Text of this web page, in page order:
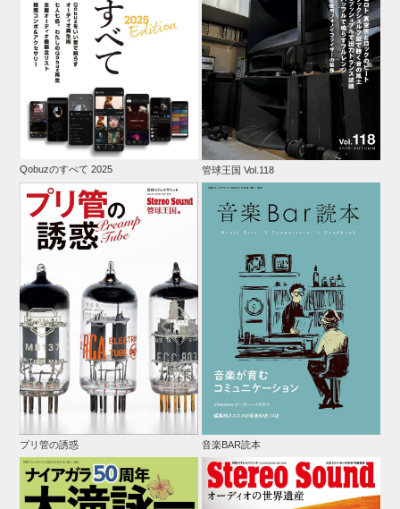
Qobuzのすべて 2025 管球王国 Vol.118
プリ管の誘惑 音楽BAR読本